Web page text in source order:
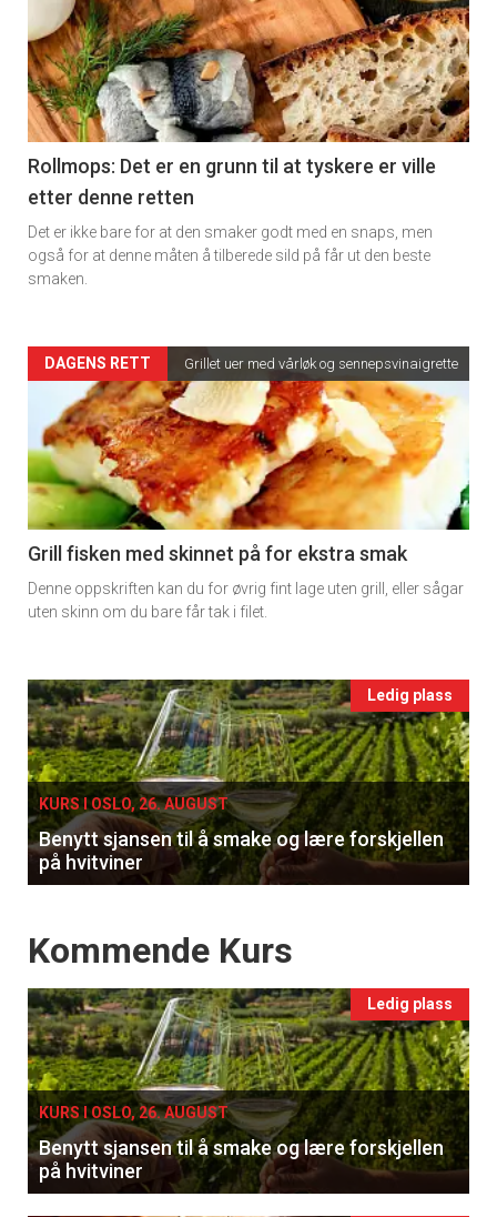
detail
-
section
11
Dagens
rett
Rollmops: Det er en grunn til at tyskere er ville
etter denne retten
Det er ikke bare for at den smaker godt med en snaps, men
også for at denne måten å tilberede sild på får ut den beste
smaken.
Artikler
detail
-
section
11
Ukens
DAGENS RETT Grillet uer med vårløk og sennepsvinaigrette
Grill fisken med skinnet på for ekstra smak
Denne oppskriften kan du for øvrig fint lage uten grill, eller sågar
uten skinn om du bare får tak i filet.
Events
single
Ledig plass
KURS I OSLO, 26. AUGUST
Benytt sjansen til å smake og lære forskjellen
på hvitviner
Events
Kommende Kurs
Ledig plass
KURS I OSLO, 26. AUGUST
Benytt sjansen til å smake og lære forskjellen
på hvitviner